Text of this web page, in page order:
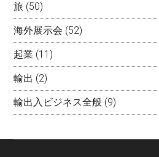
旅 (50)
海外展示会 (52)
起業 (11)
輸出 (2)
輸出入ビジネス全般 (9)